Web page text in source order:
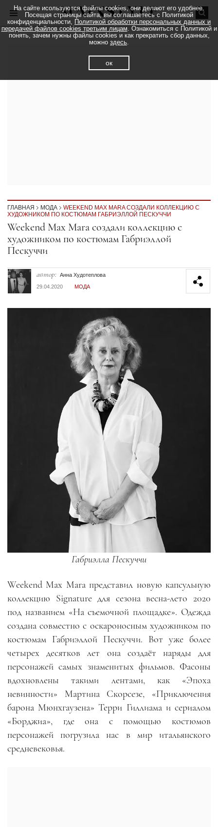
ГЛАВНАЯ МОДА
WEEKEND MAX MARA СОЗДАЛИ КОЛЛЕКЦИЮ С
ХУДОЖНИКОМ ПО КОСТЮМАМ ГАБРИЭЛЛОЙ ПЕСКУЧЧИ
Секция статей
Weekend Max Mara создали коллекцию с
художником по костюмам Габриэллой
Пескуччи
автор: Анна Худотеплова
29.04.2020
МОДА
Габриэлла Пескуччи
Weekend Max Mara представил новую капсульную
коллекцию Signature для сезона весна-лето 2020
под названием «На съемочной площадке». Одежда
создана совместно с оскароносным художником по
костюмам Габриэллой Пескуччи. Вот уже более
четырех десятков лет она создаёт наряды для
персонажей самых знаменитых фильмов. Фасоны
вдохновлены такими лентами, как «Эпоха
невинности» Мартина Скорсезе, «Приключения
барона Мюнхгаузена» Терри Гиллиама и сериалом
«Борджиа», где она с помощью костюмов
персонажей погрузила нас в мир итальянского
средневековья.
На сайте исользуются файлы cookies, они делают его удобнее.
Посещая страницы сайта, вы соглашаетесь с Политикой
конфиденциальности, Политикой обработки персональных данных и
передачей файлов cookies третьим лицам. Ознакомиться с Политикой и
понять, зачем нужны файлы cookies и как прекратить сбор данных,
можно здесь.
ок